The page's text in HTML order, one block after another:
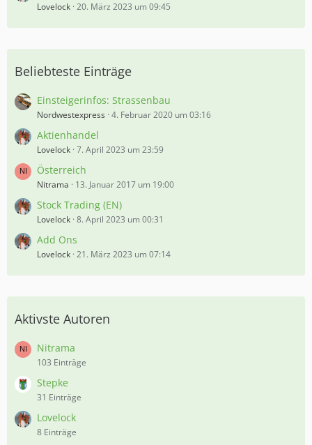
Lovelock 20. März 2023 um 09:45
Beliebteste Einträge
Einsteigerinfos: Strassenbau
Nordwestexpress 4. Februar 2020 um 03:16
Aktienhandel
Lovelock 7. April 2023 um 23:59
Österreich
Nitrama 13. Januar 2017 um 19:00
Stock Trading (EN)
Lovelock 8. April 2023 um 00:31
Add Ons
Lovelock 21. März 2023 um 07:14
Aktivste Autoren
Nitrama
103 Einträge
Stepke
31 Einträge
Lovelock
8 Einträge